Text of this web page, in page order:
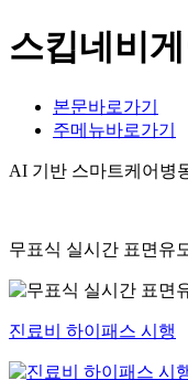
스킵네비
본문바로가기
주메뉴바로가기
AI 기반 스마트케어병
무표식 실시간 표면유
진료비 하이패스 시행